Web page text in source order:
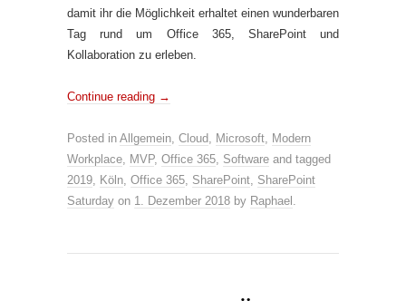
damit ihr die Möglichkeit erhaltet einen wunderbaren
Tag rund um Office 365, SharePoint und
Kollaboration zu erleben.
Continue reading →
Posted in Allgemein, Cloud, Microsoft, Modern
Workplace, MVP, Office 365, Software and tagged
2019, Köln, Office 365, SharePoint, SharePoint
Saturday on 1. Dezember 2018 by Raphael .